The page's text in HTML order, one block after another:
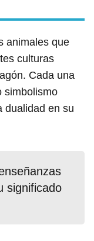
animales que
culturas
Cada una
simbolismo
dualidad en su
significado